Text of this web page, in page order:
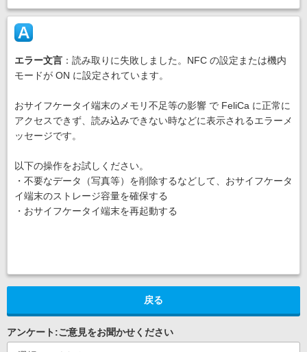
エラー文言 ：読み取りに失敗しました。NFC の設定または機内
モードが ON に設定されています。
おサイフケータイ端末のメモリ不足等の影響 で FeliCa に正常に
アクセスできず、読み込みできない時などに表示されるエラーメ
ッセージです。
以下の操作をお試しください。
・不要なデータ（写真等）を削除するなどして、おサイフケータ
イ端末のストレージ容量を確保する
・おサイフケータイ端末を再起動する
戻る
アンケート:ご意見をお聞かせください